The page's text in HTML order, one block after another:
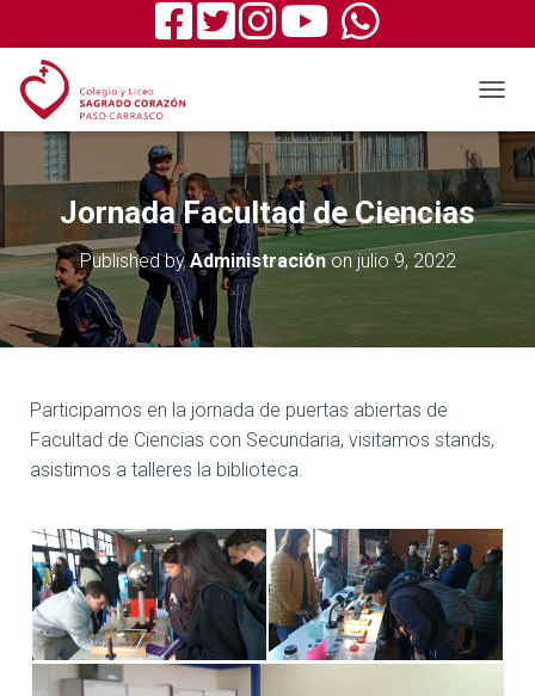
O
L
E
N
Jornada Facultad de Ciencias
Published byAdministraciónon julio 9, 2022
Participamos en la jornada de puertas abiertas de
Facultad de Ciencias con Secundaria, visitamos stands,
asistimos a talleres la biblioteca.